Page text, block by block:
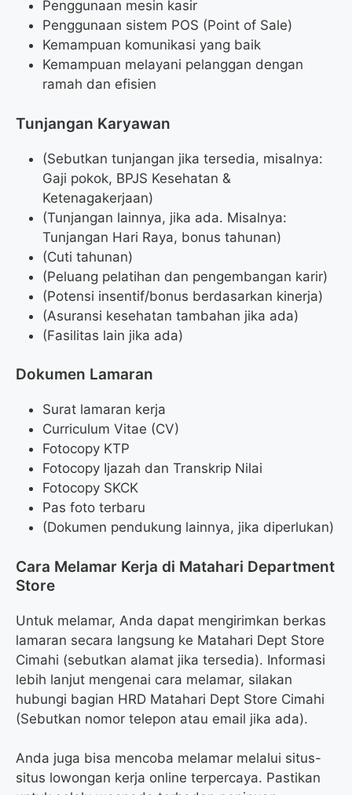
Penggunaan mesin kasir
Penggunaan sistem POS (Point of Sale)
Kemampuan komunikasi yang baik
Kemampuan melayani pelanggan dengan
ramah dan efisien
Tunjangan Karyawan
(Sebutkan tunjangan jika tersedia, misalnya:
Gaji pokok, BPJS Kesehatan &
Ketenagakerjaan)
(Tunjangan lainnya, jika ada. Misalnya:
Tunjangan Hari Raya, bonus tahunan)
(Cuti tahunan)
(Peluang pelatihan dan pengembangan karir)
(Potensi insentif/bonus berdasarkan kinerja)
(Asuransi kesehatan tambahan jika ada)
(Fasilitas lain jika ada)
Dokumen Lamaran
Surat lamaran kerja
Curriculum Vitae (CV)
Fotocopy KTP
Fotocopy Ijazah dan Transkrip Nilai
Fotocopy SKCK
Pas foto terbaru
(Dokumen pendukung lainnya, jika diperlukan)
Cara Melamar Kerja di Matahari Department
Store
Untuk melamar, Anda dapat mengirimkan berkas
lamaran secara langsung ke Matahari Dept Store
Cimahi (sebutkan alamat jika tersedia). Informasi
lebih lanjut mengenai cara melamar, silakan
hubungi bagian HRD Matahari Dept Store Cimahi
(Sebutkan nomor telepon atau email jika ada).
Anda juga bisa mencoba melamar melalui situs-
situs lowongan kerja online terpercaya. Pastikan